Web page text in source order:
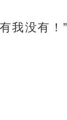
我没有！”